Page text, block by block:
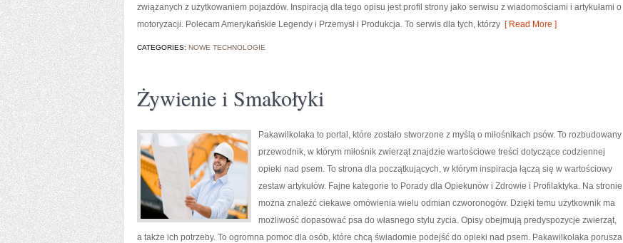
związanych z użytkowaniem pojazdów. Inspiracją dla tego opisu jest profil strony jako serwisu z wiadomościami i artykułami o
motoryzacji. Polecam Amerykańskie Legendy i Przemysł i Produkcja. To serwis dla tych, którzy [ Read More ]
CATEGORIES: NOWE TECHNOLOGIE
Żywienie i Smakołyki
Pakawilkolaka to portal, które zostało stworzone z myślą o miłośnikach psów. To rozbudowany
przewodnik, w którym miłośnik zwierząt znajdzie wartościowe treści dotyczące codziennej
opieki nad psem. To strona dla początkujących, w którym inspiracja łączą się w wartościowy
zestaw artykułów. Fajne kategorie to Porady dla Opiekunów i Zdrowie i Profilaktyka. Na stronie
można znaleźć ciekawe omówienia wielu odmian czworonogów. Dzięki temu użytkownik ma
możliwość dopasować psa do własnego stylu życia. Opisy obejmują predyspozycje zwierząt,
a także ich potrzeby. To ogromna pomoc dla osób, które chcą świadomie podejść do opieki nad psem. Pakawilkolaka porusza